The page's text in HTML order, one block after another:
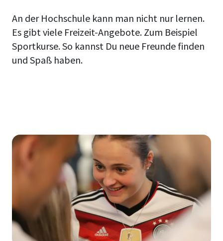
An der Hochschule kann man nicht nur lernen.
Es gibt viele Freizeit-Angebote. Zum Beispiel
Sportkurse. So kannst Du neue Freunde finden
und Spaß haben.